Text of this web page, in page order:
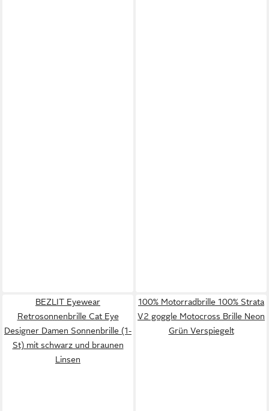
BEZLIT Eyewear
Retrosonnenbrille Cat Eye
Designer Damen Sonnenbrille (1-
St) mit schwarz und braunen
Linsen
100% Motorradbrille 100% Strata
V2 goggle Motocross Brille Neon
Grün Verspiegelt